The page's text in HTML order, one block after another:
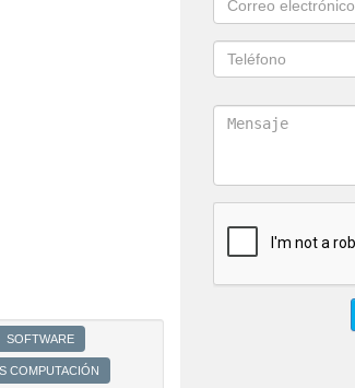
SOFTWARE
COMPUTACIÓN